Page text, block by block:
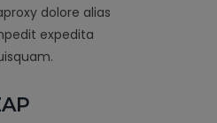
dolore alias
expedita